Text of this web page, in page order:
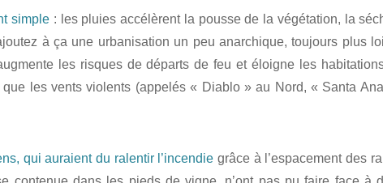
simple : les pluies accélèrent la pousse de la végétation, la
à ça une urbanisation un peu anarchique, toujours plus
les risques de départs de feu et éloigne les
les vents violents (appelés « Diablo » au Nord, « Santa
qui auraient du ralentir l’incendie grâce à l’espacement des